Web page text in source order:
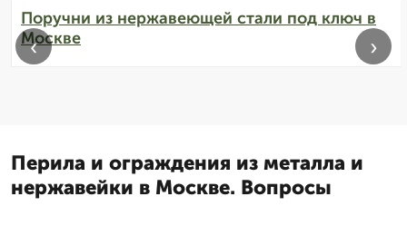
Поручни из нержавеющей стали под ключ в
Москве
‹ ›
Перила и ограждения из металла и
нержавейки в Москве. Вопросы